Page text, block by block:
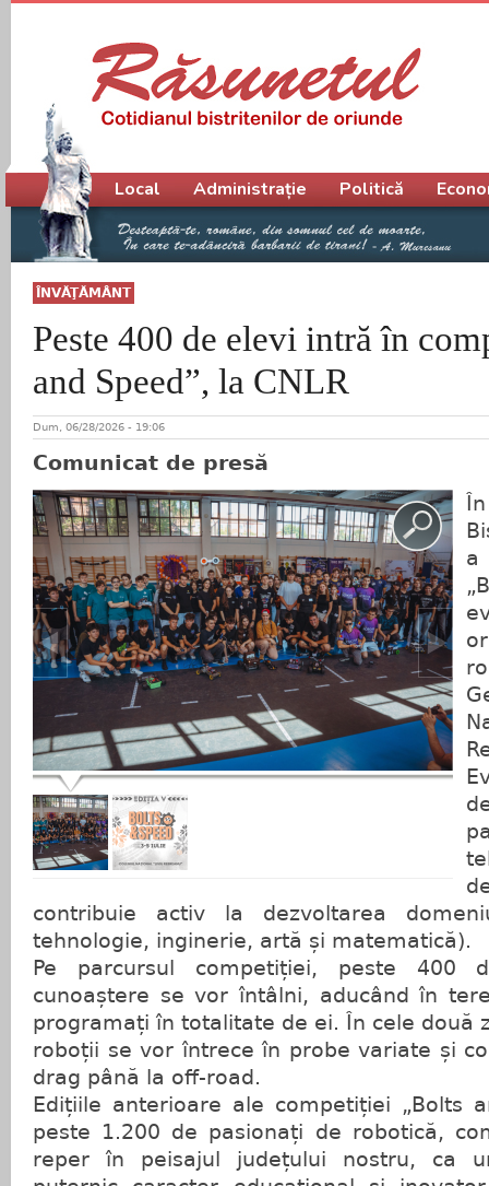
ÎNVĂŢĂMÂNT
Peste 400 de elevi intră în
and Speed”, la CNLR
Dum, 06/28/2026 - 19:06
Comunicat de presă
a
contribuie activ la dezvoltarea
tehnologie, inginerie, artă și matematică).
Pe parcursul competiției, peste 400
cunoaștere se vor întâlni, aducând în
programați în totalitate de ei. În cele două
roboții se vor întrece în probe variate și
drag până la off-road.
Edițiile anterioare ale competiției „Bolts
peste 1.200 de pasionați de robotică,
reper în peisajul județului nostru, ca
Meniu principal
Local Administrație Politică